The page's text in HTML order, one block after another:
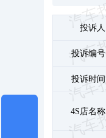
投诉人
投诉编号
投诉时间
4S店名称